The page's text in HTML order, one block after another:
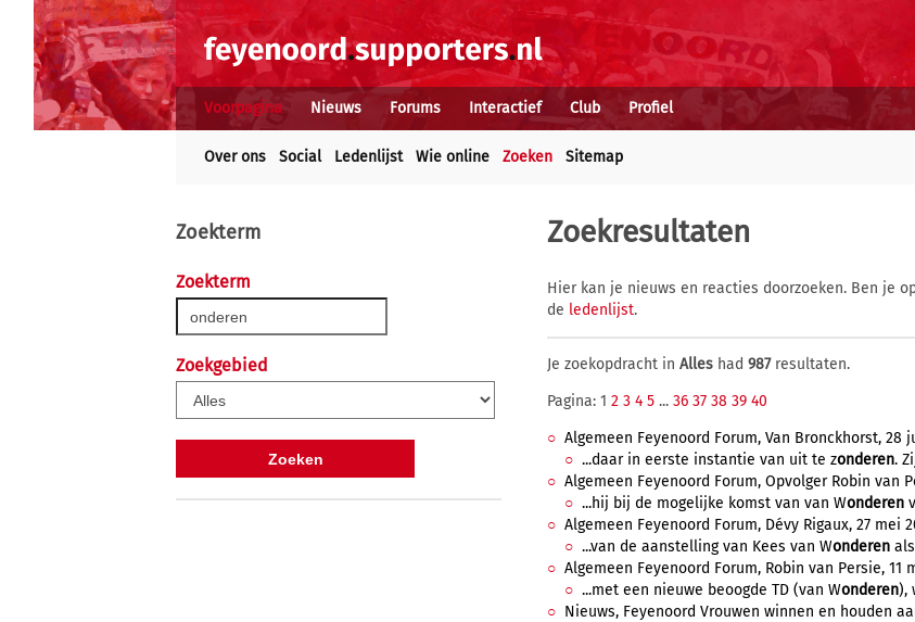
Voorpagina Nieuws Forums Interactief Club Profiel
Over ons Social Ledenlijst Wie online Zoeken Sitemap
Zoekterm
Zoekterm
Zoekgebied
Zoekresultaten
Hier kan je nieuws en reacties doorzoeken. Ben je
de ledenlijst.
Je zoekopdracht in Alles had 987resultaten.
Pagina: 1 2 3 4 5 ... 36 37 38 39 40
Algemeen Feyenoord Forum, Van Bronckhorst, 28
...daar in eerste instantie van uit te zonderen.
Algemeen Feyenoord Forum, Opvolger Robin van
...hij bij de mogelijke komst van van Wonderen
Algemeen Feyenoord Forum, Dévy Rigaux, 27 mei
...van de aanstelling van Kees van Wonderen
Algemeen Feyenoord Forum, Robin van Persie, 11
...met een nieuwe beoogde TD (van Wonderen),
Nieuws, Feyenoord Vrouwen winnen en houden